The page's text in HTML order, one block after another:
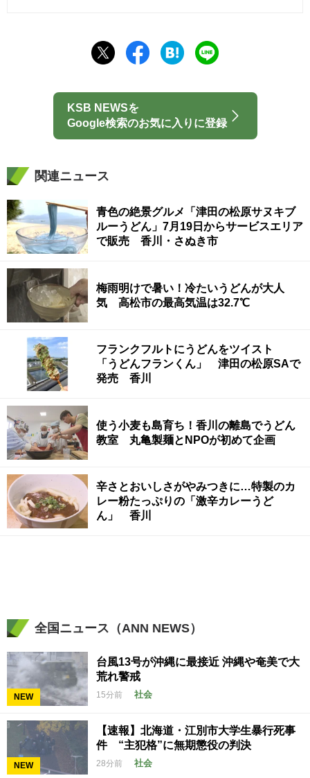
KSB NEWSを
Google検索のお気に入りに登録
関連ニュース
青色の絶景グルメ「津田の松原サヌキブ
ルーうどん」7月19日からサービスエリア
で販売 香川・さぬき市
梅雨明けで暑い！冷たいうどんが大人
気 高松市の最高気温は32.7℃
フランクフルトにうどんをツイスト
「うどんフランくん」 津田の松原SAで
発売 香川
使う小麦も島育ち！香川の離島でうどん
教室 丸亀製麺とNPOが初めて企画
辛さとおいしさがやみつきに…特製のカ
レー粉たっぷりの「激辛カレーうど
ん」 香川
全国ニュース（ANN NEWS）
NEW
台風13号が沖縄に最接近 沖縄や奄美で大
荒れ警戒
15分前 社会
NEW
【速報】北海道・江別市大学生暴行死事
件 “主犯格”に無期懲役の判決
28分前 社会